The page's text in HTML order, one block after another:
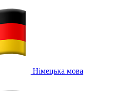
Німецька мова